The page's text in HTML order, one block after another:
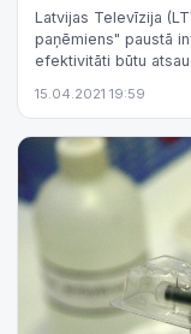
Latvijas Televīzija
paņēmiens" paustā
efektivitāti būtu
15.04.2021 19:59